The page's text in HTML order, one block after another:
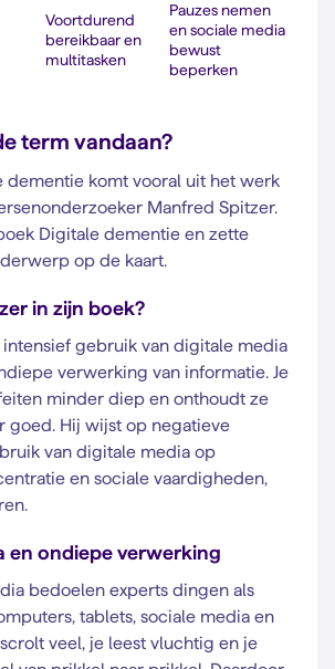
Voortdurend
bereikbaar en
multitasken
Pauzes nemen
en sociale media
bewust
beperken
term vandaan?
dementie komt vooral uit het werk
Manfred Spitzer.
Digitale dementie en zette
op de kaart.
in zijn boek?
gebruik van digitale media
verwerking van informatie. Je
minder diep en onthoudt ze
goed. Hij wijst op negatieve
van digitale media op
en sociale vaardigheden,
en ondiepe verwerking
bedoelen experts dingen als
tablets, sociale media en
veel, je leest vluchtig en je